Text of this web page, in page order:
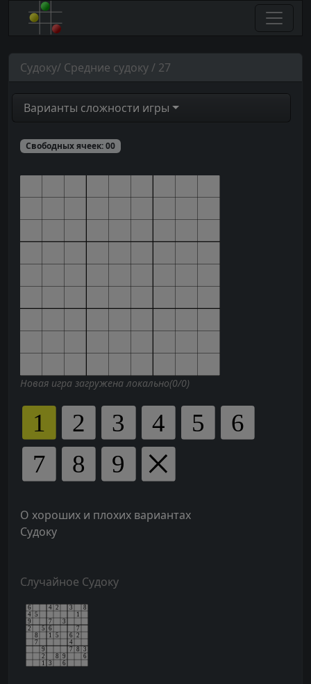
Судоку/ Средние судоку / 27
Варианты сложности игры
Свободных ячеек:00
Новая игра загружена локально(0/0)
О хороших и плохих вариантах
Судоку
Случайное Судоку